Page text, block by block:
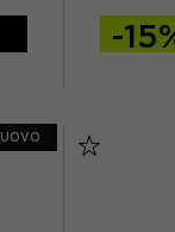
9.5 EUR 42,5
-